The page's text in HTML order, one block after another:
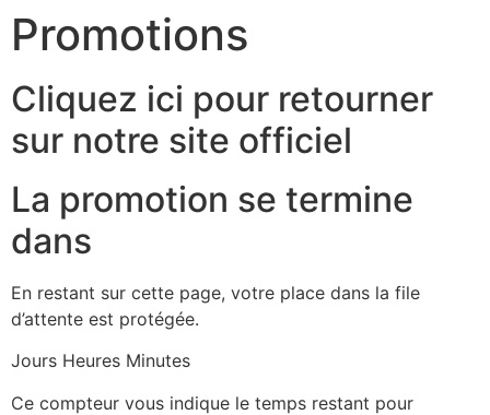
Passer
auPromotions
Cliquez ici pour retourner
sur notre site officiel
La promotion se termine
dans
En restant sur cette page, votre place dans la file
d’attente est protégée.
Jours Heures Minutes
Ce compteur vous indique le temps restant pour